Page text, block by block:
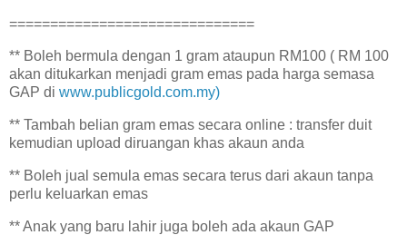
==============================
** Boleh bermula dengan 1 gram ataupun RM100 ( RM 100
akan ditukarkan menjadi gram emas pada harga semasa
GAP di www.publicgold.com.my)
** Tambah belian gram emas secara online : transfer duit
kemudian upload diruangan khas akaun anda
** Boleh jual semula emas secara terus dari akaun tanpa
perlu keluarkan emas
** Anak yang baru lahir juga boleh ada akaun GAP